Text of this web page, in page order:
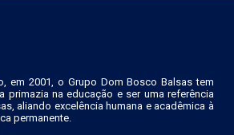
em 2001, o Grupo Dom Bosco Balsas tem
primazia na educação e ser uma referência
aliando excelência humana e acadêmica à
permanente.